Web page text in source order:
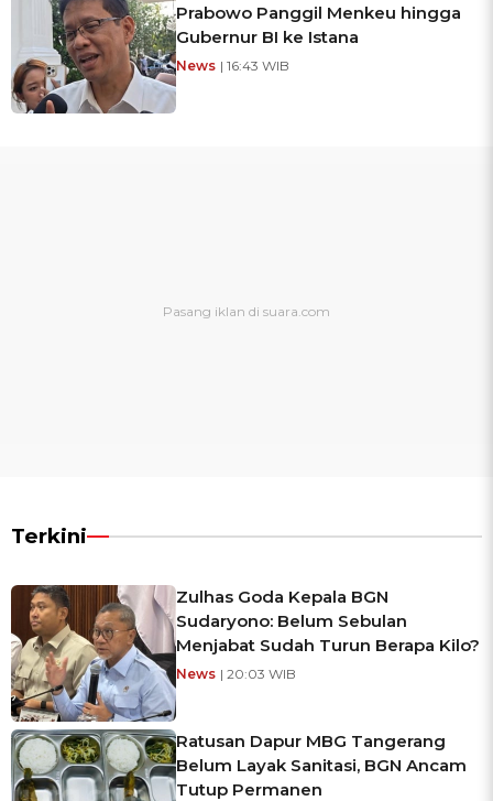
Prabowo Panggil Menkeu hingga
Gubernur BI ke Istana
News | 16:43 WIB
Terkini
Zulhas Goda Kepala BGN
Sudaryono: Belum Sebulan
Menjabat Sudah Turun Berapa Kilo?
News | 20:03 WIB
Ratusan Dapur MBG Tangerang
Belum Layak Sanitasi, BGN Ancam
Tutup Permanen